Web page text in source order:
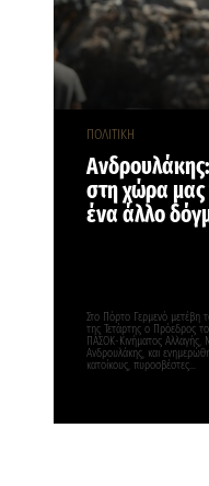
ΠΟΛΙΤΙΚΗ
στη χώρα μας
ένα άλλο
Στο Πόρτο Γερμενό μετέβη
της Τετάρτης ο Πρόεδρος
ΠΑΣΟΚ-Κινήματος Αλλαγής,
Ανδρουλάκης, και
κατοίκους, πυροσβέστες…